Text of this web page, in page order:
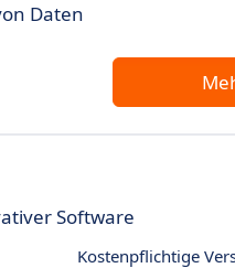
Daten
Software
Kostenpflichtige